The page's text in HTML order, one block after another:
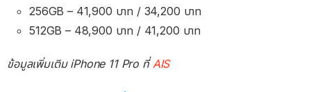
256GB – 41,900 บาท / 34,200 บาท
512GB – 48,900 บาท / 41,200 บาท
ข้อมูลเพิ่มเติม iPhone 11 Pro ที่AIS